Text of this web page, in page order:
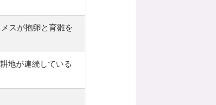
スが抱卵と育雛を
地が連続している